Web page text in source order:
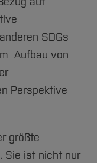
SDGs
Aufbau von
Perspektive
größte
Sie ist nicht nur